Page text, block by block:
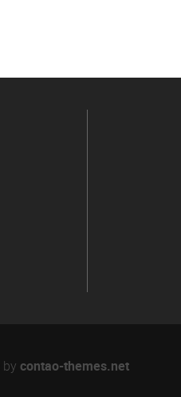
by contao-themes.net